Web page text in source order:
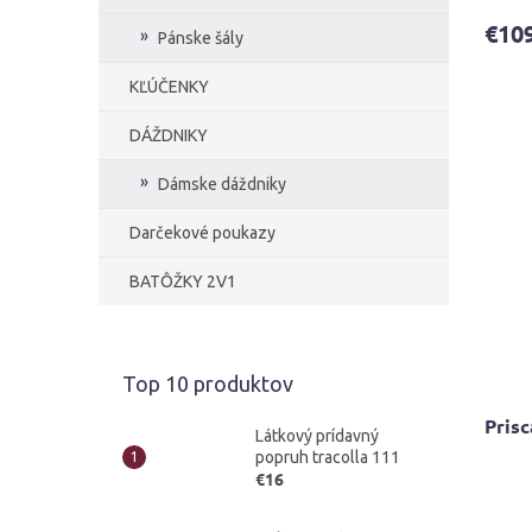
Pánske šály
KĽÚČENKY
DÁŽDNIKY
Dámske dáždniky
Darčekové poukazy
BATÔŽKY 2V1
Top 10 produktov
Látkový prídavný
popruh tracolla 111
€16
je